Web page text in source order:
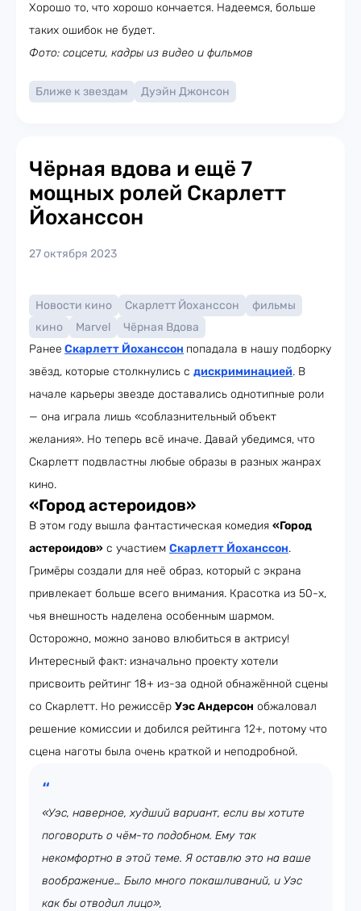
Хорошо то, что хорошо кончается. Надеемся, больше
таких ошибок не будет.
Фото: соцсети, кадры из видео и фильмов
Ближе к звездам Дуэйн Джонсон
Чёрная вдова и ещё 7
мощных ролей Скарлетт
Йоханссон
27 октября 2023
Новости кино Скарлетт Йоханссон
фильмы
кино
Marvel
Чёрная Вдова
Ранее Скарлетт Йоханссон попадала в нашу подборку
звёзд, которые столкнулись с дискриминацией. В
начале карьеры звезде доставались однотипные роли
— она играла лишь «соблазнительный объект
желания». Но теперь всё иначе. Давай убедимся, что
Скарлетт подвластны любые образы в разных жанрах
кино.
«Город астероидов»
В этом году вышла фантастическая комедия «Город
астероидов» с участием Скарлетт Йоханссон.
Гримёры создали для неё образ, который с экрана
привлекает больше всего внимания. Красотка из 50-х,
чья внешность наделена особенным шармом.
Осторожно, можно заново влюбиться в актрису!
Интересный факт: изначально проекту хотели
присвоить рейтинг 18+ из-за одной обнажённой сцены
со Скарлетт. Но режиссёр Уэс Андерсон обжаловал
решение комиссии и добился рейтинга 12+, потому что
сцена наготы была очень краткой и неподробной.
«Уэс, наверное, худший вариант, если вы хотите
поговорить о чём-то подобном. Ему так
некомфортно в этой теме. Я оставлю это на ваше
воображение… Было много покашливаний, и Уэс
как бы отводил лицо»,